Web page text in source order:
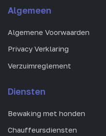
Algemeen
Algemene Voorwaarden
Privacy Verklaring
Verzuimreglement
Diensten
Bewaking met honden
Chauffeursdiensten